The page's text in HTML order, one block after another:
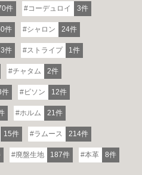
件 コーデュロイ 3件
件 シャロン 24件
3件 ストライプ 1件
チャタム 2件
件 ビソン 12件
ホルム 21件
15件 ラムース 214件
廃盤生地 187件 本革 8件